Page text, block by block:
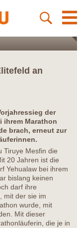
an
der
ihrem Marathon
brach, erneut zur
Tiruye Mesfin die
20 Jahren ist die
Yehualaw bei ihrem
bislang keinen
darf ihre
mit der sie im
wurde, mit
Mit dieser
die je in